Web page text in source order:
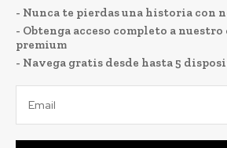
- Nunca te pierdas una historia con
- Obtenga acceso completo a
premium
- Navega gratis desde hasta 5